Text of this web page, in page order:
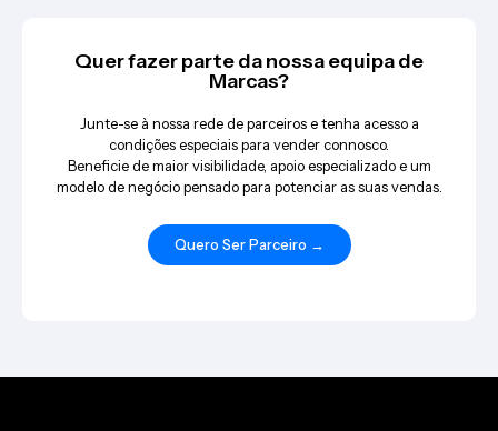
Quer fazer parte da nossa equipa de
Marcas?
Junte-se à nossa rede de parceiros e tenha acesso a
condições especiais para vender connosco.
Beneficie de maior visibilidade, apoio especializado e um
modelo de negócio pensado para potenciar as suas vendas.
Quero Ser Parceiro →